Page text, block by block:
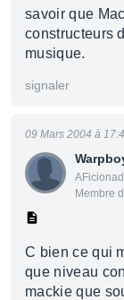
savoir que
constructeurs
musique.
signaler
Membre
09 Mars 2004 à
C bien ce qui
que niveau
mackie que